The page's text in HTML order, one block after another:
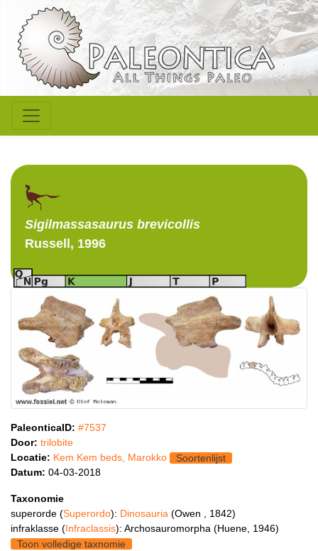
Sigilmassasaurus brevicollis
Russell, 1996
PaleonticaID: #7537
Door: trilobite
Locatie: Kem Kem beds, Marokko
Soortenlijst
Datum: 04-03-2018
Taxonomie
superorde (Superordo): Dinosauria (Owen , 1842)
infraklasse (Infraclassis): Archosauromorpha (Huene, 1946)
Toon volledige taxnomie